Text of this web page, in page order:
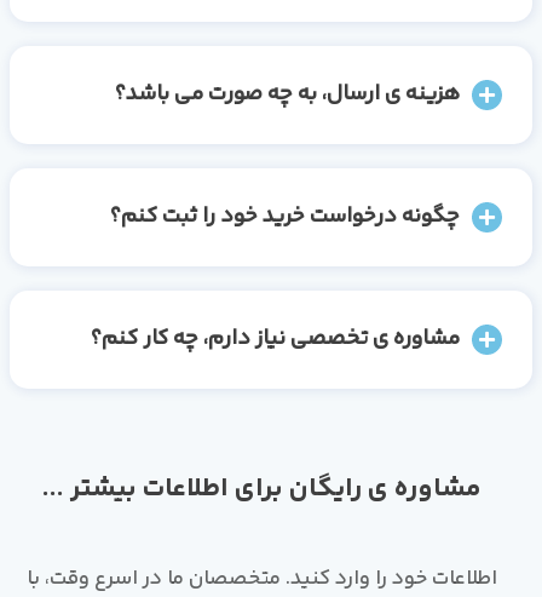
هزینه ی ارسال، به چه صورت می باشد؟
چگونه درخواست خرید خود را ثبت کنم؟
مشاوره ی تخصصی نیاز دارم، چه کار کنم؟
مشاوره ی رایگان برای اطلاعات بیشتر ...
اطلاعات خود را وارد کنید. متخصصان ما در اسرع وقت، با